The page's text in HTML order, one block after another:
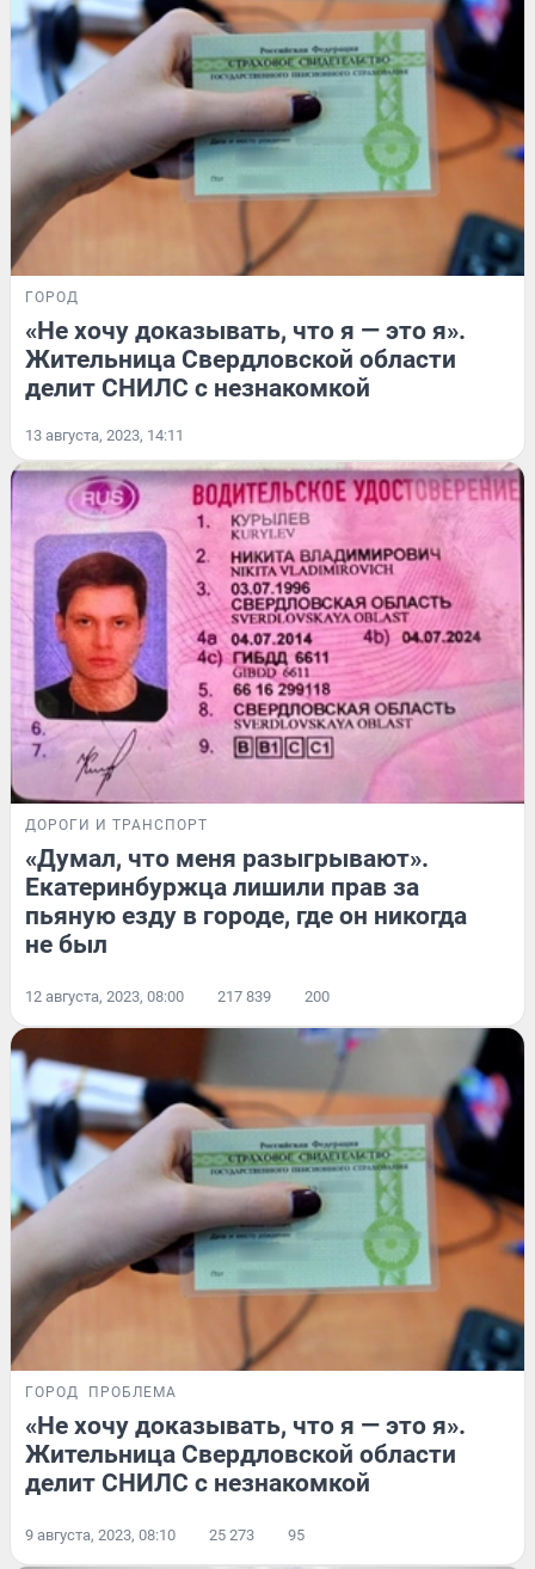
ГОРОД
«Не хочу доказывать, что я — это я».
Жительница Свердловской области
делит СНИЛС с незнакомкой
13 августа, 2023, 14:11
ДОРОГИ И ТРАНСПОРТ
«Думал, что меня разыгрывают».
Екатеринбуржца лишили прав за
пьяную езду в городе, где он никогда
не был
12 августа, 2023, 08:00 217 839 200
ГОРОД ПРОБЛЕМА
«Не хочу доказывать, что я — это я».
Жительница Свердловской области
делит СНИЛС с незнакомкой
9 августа, 2023, 08:10 25 273 95